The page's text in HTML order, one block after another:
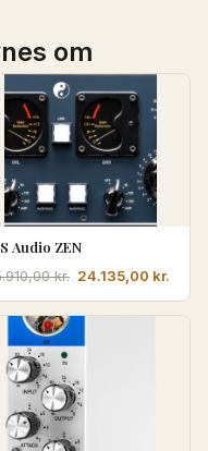
om
Audio ZEN
kr. Den
oprindelige
pris
var:
24.135,00 kr.
pris